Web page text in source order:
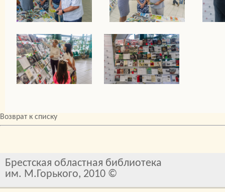
Возврат к списку
Брестская областная библиотека
им. М.Горького, 2010 ©